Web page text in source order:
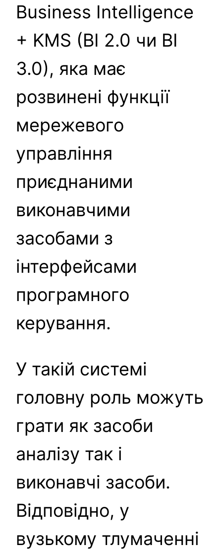
Business Intelligence
+ KMS (BI 2.0 чи BI
3.0), яка має
розвинені функції
мережевого
управління
приєднаними
виконавчими
засобами з
інтерфейсами
програмного
керування.
У такій системі
головну роль можуть
грати як засоби
аналізу так і
виконавчі засоби.
Відповідно, у
вузькому тлумаченні